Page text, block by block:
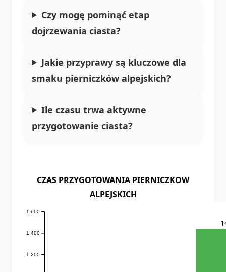
Czy mogę pominąć etap
dojrzewania ciasta?
Jakie przyprawy są kluczowe dla
smaku pierniczków alpejskich?
Ile czasu trwa aktywne
przygotowanie ciasta?
CZAS PRZYGOTOWANIA PIERNICZKOW
ALPEJSKICH
1,200
1,400
1,600